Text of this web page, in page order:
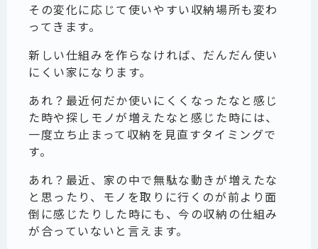
その変化に応じて使いやすい収納場所も変わ
ってきます。
新しい仕組みを作らなければ、だんだん使い
にくい家になります。
あれ？最近何だか使いにくくなったなと感じ
た時や探しモノが増えたなと感じた時には、
一度立ち止まって収納を見直すタイミングで
す。
あれ？最近、家の中で無駄な動きが増えたな
と思ったり、モノを取りに行くのが前より面
倒に感じたりした時にも、今の収納の仕組み
が合っていないと言えます。